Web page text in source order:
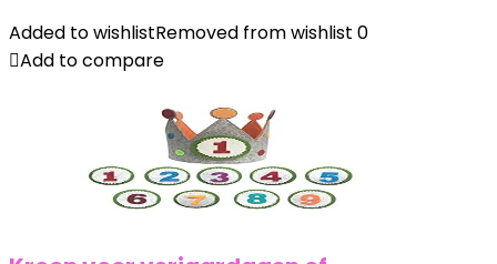
Added to wishlistRemoved from wishlist 0
Add to compare